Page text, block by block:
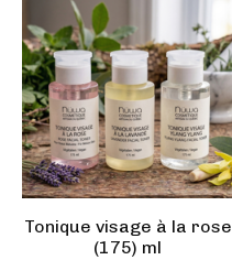
Tonique visage à la rose
(175) ml